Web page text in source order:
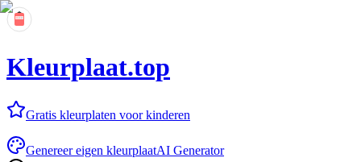
Kleurplaat.top
Gratis kleurplaten voor kinderen
Genereer eigen kleurplaatAI Generator